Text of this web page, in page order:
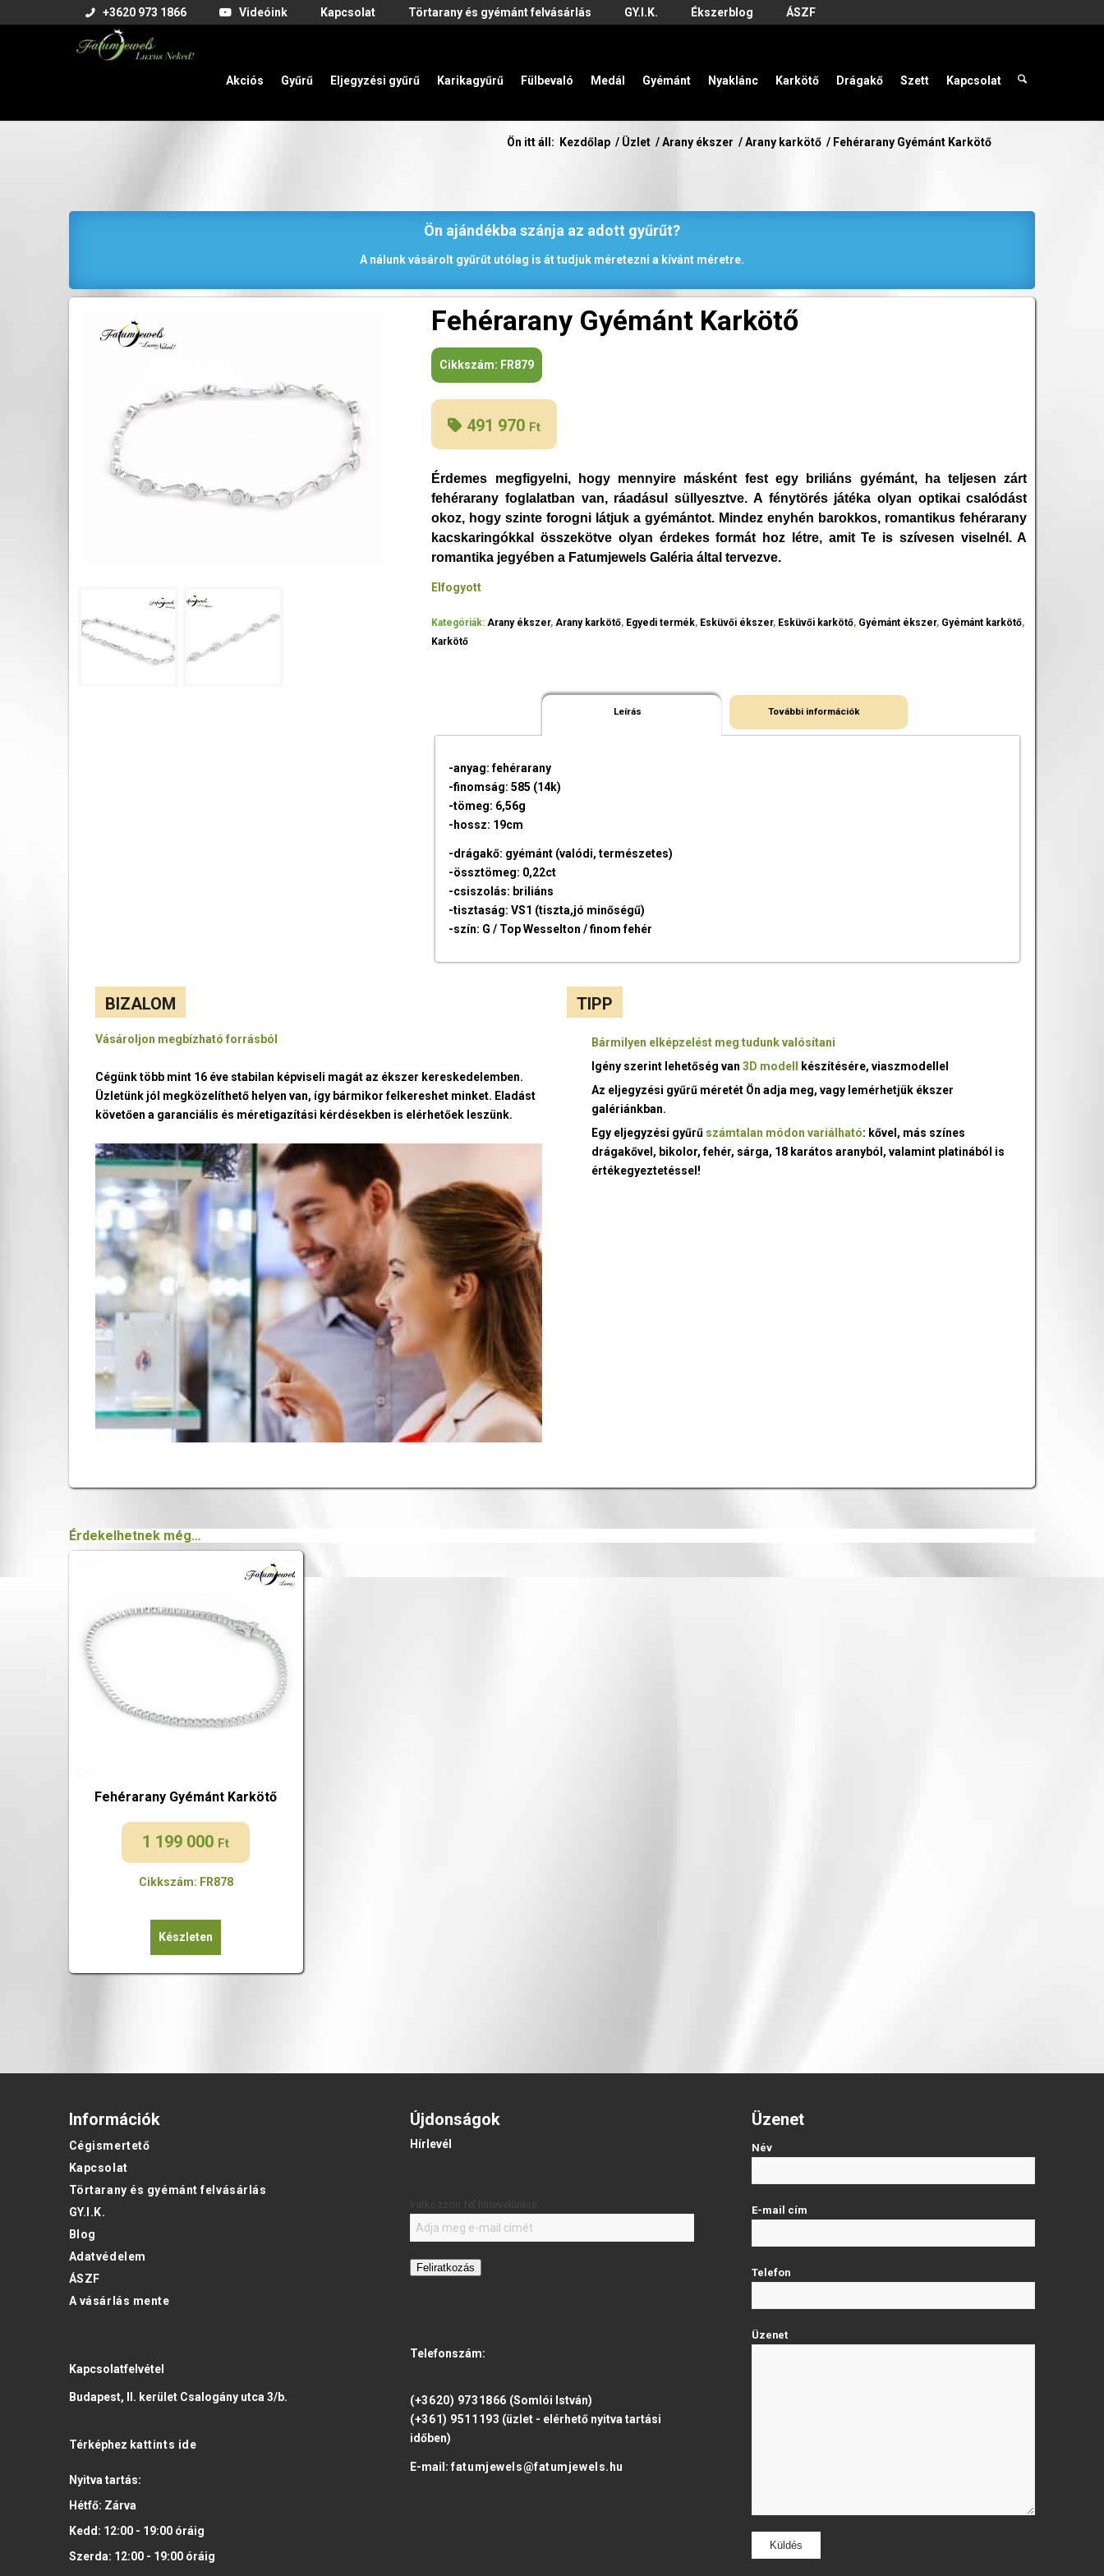
+3620 973 1866 Videóink Kapcsolat Törtarany és gyémánt felvásárlás GY.I.K. Ékszerblog ÁSZF
Akciós Gyűrű Eljegyzési gyűrű Karikagyűrű Fülbevaló Medál Gyémánt Nyaklánc Karkötő Drágakő Szett Kapcsolat
Ön itt áll: Kezdőlap / Üzlet / Arany ékszer / Arany karkötő / Fehérarany Gyémánt Karkötő
Ön ajándékba szánja az adott gyűrűt?
A nálunk vásárolt gyűrűt utólag is át tudjuk méretezni a kívánt méretre.
Fehérarany Gyémánt Karkötő
Cikkszám: FR879
491 970 Ft
Érdemes megfigyelni, hogy mennyire másként fest egy briliáns gyémánt, ha teljesen zárt
fehérarany foglalatban van, ráadásul süllyesztve. A fénytörés játéka olyan optikai csalódást
okoz, hogy szinte forogni látjuk a gyémántot. Mindez enyhén barokkos, romantikus fehérarany
kacskaringókkal összekötve olyan érdekes formát hoz létre, amit Te is szívesen viselnél. A
romantika jegyében a Fatumjewels Galéria által tervezve.
Elfogyott
Kategóriák:Arany ékszer,Arany karkötő, Egyedi termék, Esküvői ékszer, Esküvői karkötő, Gyémánt ékszer, Gyémánt karkötő,
Karkötő
Leírás További információk
-anyag: fehérarany
-finomság: 585 (14k)
-tömeg: 6,56g
-hossz: 19cm
-drágakő: gyémánt (valódi, természetes)
-össztömeg: 0,22ct
-csiszolás: briliáns
-tisztaság: VS1 (tiszta,jó minőségű)
-szín: G / Top Wesselton / finom fehér
BIZALOM
Vásároljon megbízható forrásból
Cégünk több mint 16 éve stabilan képviseli magát az ékszer kereskedelemben.
Üzletünk jól megközelíthető helyen van, így bármikor felkereshet minket. Eladást
követően a garanciális és méretigazítási kérdésekben is elérhetőek leszünk.
TIPP
Bármilyen elképzelést meg tudunk valósítani
Igény szerint lehetőség van3D modell
készítésére, viaszmodellel
Az eljegyzési gyűrű méretét Ön adja meg, vagy lemérhetjük ékszer
galériánkban.
Egy eljegyzési gyűrű számtalan módon variálható: kővel, más színes
drágakővel, bikolor, fehér, sárga, 18 karátos aranyból, valamint platinából is
értékegyeztetéssel!
Érdekelhetnek még…
Fehérarany Gyémánt Karkötő
1 199 000 Ft
Cikkszám: FR878
Készleten
Információk
Cégismertető
Kapcsolat
Törtarany és gyémánt felvásárlás
GY.I.K.
Blog
Adatvédelem
ÁSZF
A vásárlás mente
Kapcsolatfelvétel
Budapest, II. kerület Csalogány utca 3/b.
Térképhez kattints ide
Nyitva tartás:
Hétfő: Zárva
Kedd: 12:00 - 19:00óráig
Szerda: 12:00 - 19:00óráig
Újdonságok
Hírlevél
Feliratkozás
Telefonszám:
(+3620) 9731866 (Somlói István)
(+361) 9511193 (üzlet - elérhető nyitva tartási
időben)
E-mail:fatumjewels@fatumjewels.hu
Üzenet
Név
E-mail cím
Telefon
Üzenet